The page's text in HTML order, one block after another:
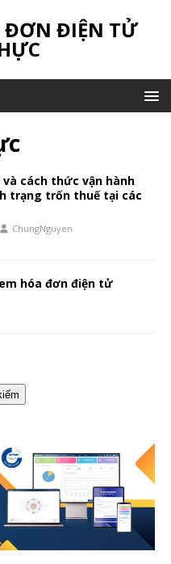
ĐƠN ĐIỆN TỬ
cách thức vận hành
trạng trốn thuế tại các
ChungNguyen
hóa đơn điện tử